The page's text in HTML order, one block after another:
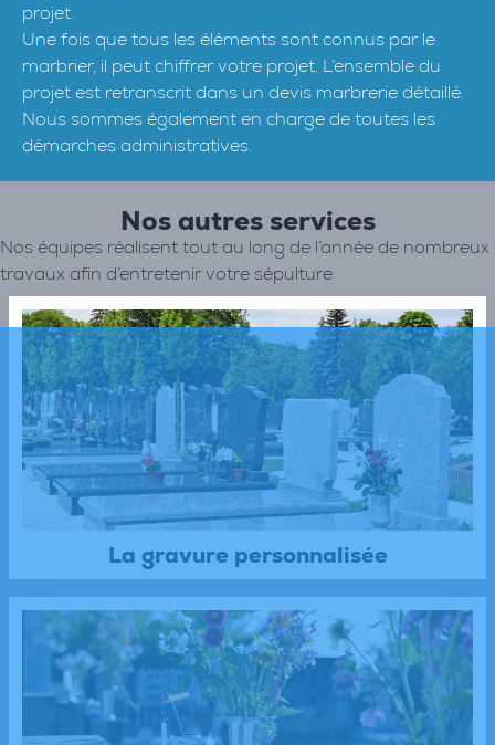
projet.
Une fois que tous les éléments sont connus par le
marbrier, il peut chiffrer votre projet. L’ensemble du
projet est retranscrit dans un devis marbrerie détaillé.
Nous sommes également en charge de toutes les
démarches administratives.
Nos autres services
Nos équipes réalisent tout au long de l’année de nombreux
travaux afin d’entretenir votre sépulture
La gravure personnalisée